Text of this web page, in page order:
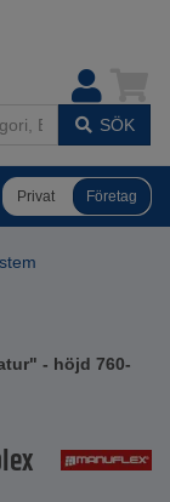
SÖK
Privat Företag
- höjd 760-